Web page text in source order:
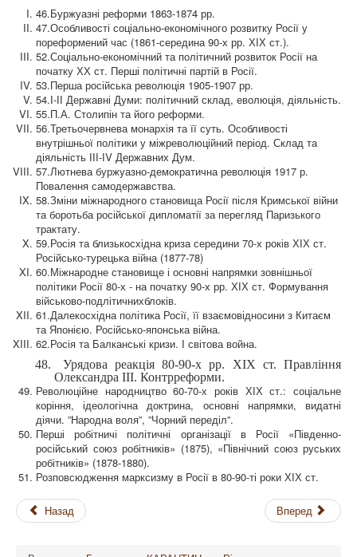
46.Буржуазні реформи 1863-1874 рр.
47.Особливості соціально-економічного розвитку Росії у
пореформений час (1861-середина 90-х рр. ХІХ ст.).
52.Соціально-економічний та політичний розвиток Росії на
початку ХХ ст. Перші політичні партій в Росії.
53.Перша російська революція 1905-1907 рр.
54.І-ІІ Державні Думи: політичний склад, еволюція, діяльність.
55.П.А. Столипін та його реформи.
56.Третьочервнева монархія та її суть. Особливості
внутрішньої політики у міжреволюційний період. Склад та
діяльність ІІІ-ІV Державних Дум.
57.Лютневабуржуазно-демократичнареволюція 1917 р.
Повалення самодержавства.
58.Зміни міжнародного становища Росії після Кримської війни
та боротьба російської дипломатії за перегляд Паризького
трактату.
59.Росія та близькосхідна криза середини 70-х років ХІХ ст.
Російсько-турецька війна (1877-78)
60.Міжнародне становище і основні напрямки зовнішньої
політики Росії 80-х - на початку 90-х рр. ХІХ ст. Формування
військово-подлітичнихблоків.
61.Далекосхідна політика Росії, її взаємовідносини з Китаєм
та Японією. Російсько-японська війна.
62.Росія та Балканські кризи. І світова война.
48.
Урядова реакція 80-90-х рр. ХІХ ст. Правління
Олександра ІІІ. Контрреформи.
Революційне народництво60-70-х років ХІХ ст.: соціальне
коріння, ідеологічна доктрина, основні напрямки, видатні
діячи. ”Народна воля”, ”Чорний переділ”.
Перші робітничі політичні організації в Росії «Південно-
російський союз робітників» (1875), «Північний союз руських
робітників» (1878-1880).
Розповсюдження марксизму в Росії в 80-90-ті роки ХІХ ст.
Назад Вперед